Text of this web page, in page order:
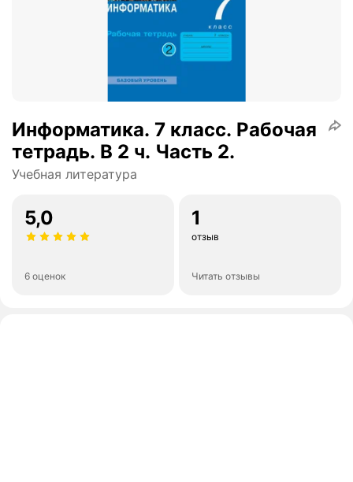
Информатика. 7 класс. Рабочая
тетрадь. В 2 ч. Часть 2.
Учебная литература
5,0
6 оценок
1
отзыв
Читать отзывы